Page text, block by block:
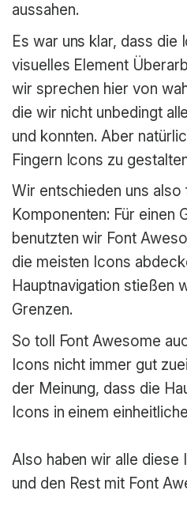
aussahen.
Es war uns klar, dass die
visuelles Element
wir sprechen hier von
die wir nicht unbedingt
und konnten. Aber
Fingern Icons zu
Wir entschieden uns
Komponenten: Für einen
benutzten wir Font
die meisten Icons
Hauptnavigation stießen
Grenzen.
So toll Font Awesome
Icons nicht immer gut
der Meinung, dass die
Icons in einem
Also haben wir alle
und den Rest mit Font